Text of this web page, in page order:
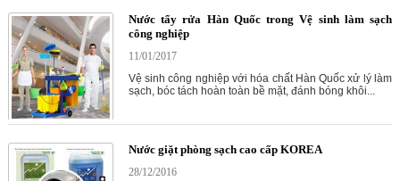
Nước tẩy rửa Hàn Quốc trong Vệ sinh làm sạch
công nghiệp
11/01/2017
Vệ sinh công nghiệp với hóa chất Hàn Quốc xử lý làm
sạch, bóc tách hoàn toàn bề mặt, đánh bóng khôi...
Nước giặt phòng sạch cao cấp KOREA
28/12/2016